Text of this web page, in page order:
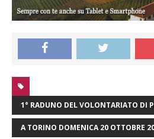
1° RADUNO DEL VOLONTARIATO DI
A TORINO DOMENICA 20 OTTOBRE